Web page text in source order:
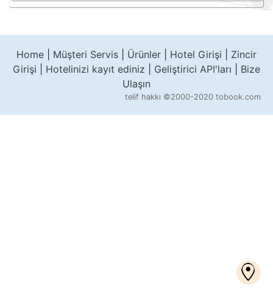
Home Müşteri Servis Ürünler Hotel Girişi
Zincir
Girişi
Hotelinizi kayıt ediniz Geliştirici API'ları
Bize
Ulaşın
telif hakkı ©2000-2020 tobook.com